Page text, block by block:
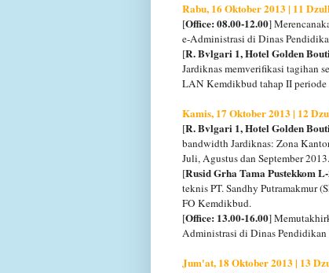
Rabu, 16 Oktober 2013 | 11
[Office: 08.00-12.00]
e-Administrasi di Dinas
[R. Bvlgari 1, Hotel Golden
Jardiknas memverifikasi tagihan
LAN Kemdikbud tahap II periode
Kamis, 17 Oktober 2013 | 12
[R. Bvlgari 1, Hotel Golden
bandwidth Jardiknas: Zona
Juli, Agustus dan September 2013.
[Rusid Grha Tama Pustekkom
teknis PT. Sandhy Putramakmur
FO Kemdikbud.
[Office: 13.00-16.00]
Administrasi di Dinas Pendidikan
Jum'at, 18 Oktober 2013 | 13